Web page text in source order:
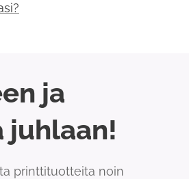
ja
printtituotteita noin